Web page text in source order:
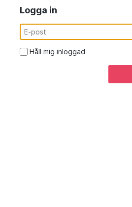
Logga in
Håll mig inloggad